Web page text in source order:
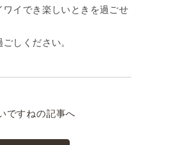
イでき楽しいときを過ごせ
しください。
ですねの記事へ